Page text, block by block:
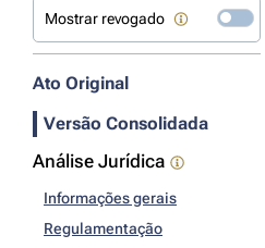
Mostrar revogado
Ato Original
Versão Consolidada
Análise Jurídica
Informações gerais
Regulamentação